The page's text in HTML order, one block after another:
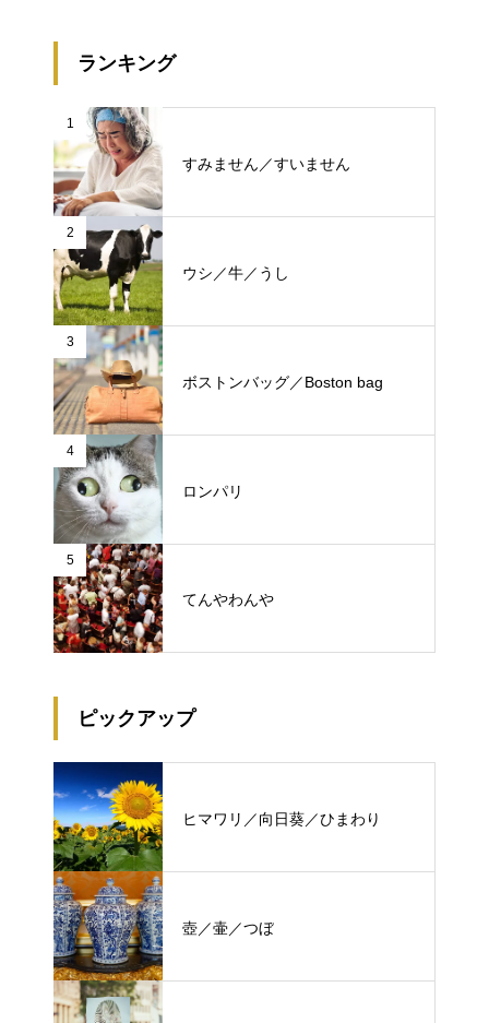
ランキング
1
すみません／すいません
2
ウシ／牛／うし
3
ボストンバッグ／Boston bag
4
ロンパリ
5
てんやわんや
ピックアップ
ヒマワリ／向日葵／ひまわり
壺／壷／つぼ